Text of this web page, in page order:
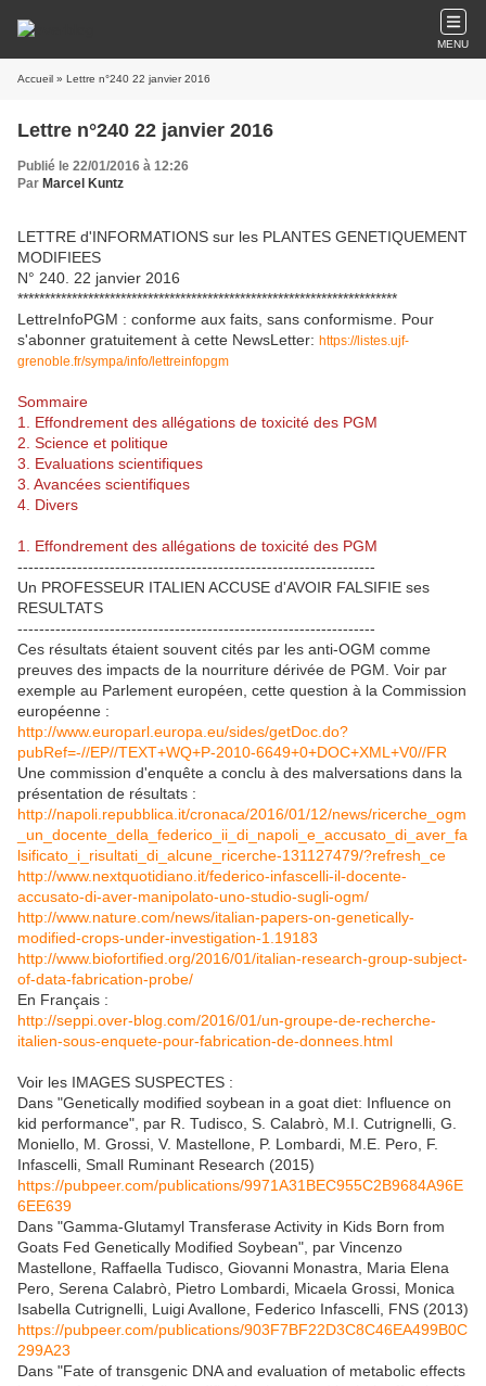
MENU
Accueil » Lettre n°240 22 janvier 2016
Lettre n°240 22 janvier 2016
Publié le 22/01/2016 à 12:26
Par Marcel Kuntz
LETTRE d'INFORMATIONS sur les PLANTES GENETIQUEMENT
MODIFIEES
N° 240. 22 janvier 2016
**********************************************************************
LettreInfoPGM : conforme aux faits, sans conformisme. Pour
s'abonner gratuitement à cette NewsLetter: https://listes.ujf-
grenoble.fr/sympa/info/lettreinfopgm
Sommaire
1. Effondrement des allégations de toxicité des PGM
2. Science et politique
3. Evaluations scientifiques
3. Avancées scientifiques
4. Divers
1. Effondrement des allégations de toxicité des PGM
------------------------------------------------------------------
Un PROFESSEUR ITALIEN ACCUSE d'AVOIR FALSIFIE ses
RESULTATS
------------------------------------------------------------------
Ces résultats étaient souvent cités par les anti-OGM comme
preuves des impacts de la nourriture dérivée de PGM. Voir par
exemple au Parlement européen, cette question à la Commission
européenne :
http://www.europarl.europa.eu/sides/getDoc.do?
pubRef=-//EP//TEXT+WQ+P-2010-6649+0+DOC+XML+V0//FR
Une commission d'enquête a conclu à des malversations dans la
présentation de résultats :
http://napoli.repubblica.it/cronaca/2016/01/12/news/ricerche_ogm
_un_docente_della_federico_ii_di_napoli_e_accusato_di_aver_fa
lsificato_i_risultati_di_alcune_ricerche-131127479/?refresh_ce
http://www.nextquotidiano.it/federico-infascelli-il-docente-
accusato-di-aver-manipolato-uno-studio-sugli-ogm/
http://www.nature.com/news/italian-papers-on-genetically-
modified-crops-under-investigation-1.19183
http://www.biofortified.org/2016/01/italian-research-group-subject-
of-data-fabrication-probe/
En Français :
http://seppi.over-blog.com/2016/01/un-groupe-de-recherche-
italien-sous-enquete-pour-fabrication-de-donnees.html
Voir les IMAGES SUSPECTES :
Dans "Genetically modified soybean in a goat diet: Influence on
kid performance", par R. Tudisco, S. Calabrò, M.I. Cutrignelli, G.
Moniello, M. Grossi, V. Mastellone, P. Lombardi, M.E. Pero, F.
Infascelli, Small Ruminant Research (2015)
https://pubpeer.com/publications/9971A31BEC955C2B9684A96E
6EE639
Dans "Gamma-Glutamyl Transferase Activity in Kids Born from
Goats Fed Genetically Modified Soybean", par Vincenzo
Mastellone, Raffaella Tudisco, Giovanni Monastra, Maria Elena
Pero, Serena Calabrò, Pietro Lombardi, Micaela Grossi, Monica
Isabella Cutrignelli, Luigi Avallone, Federico Infascelli, FNS (2013)
https://pubpeer.com/publications/903F7BF22D3C8C46EA499B0C
299A23
Dans "Fate of transgenic DNA and evaluation of metabolic effects